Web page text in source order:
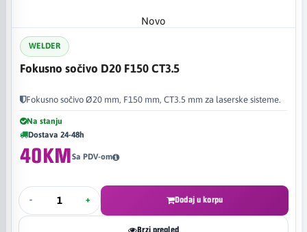
Novo
WELDER
Fokusno sočivo D20 F150 CT3.5
Fokusno sočivo Ø20 mm, F150 mm, CT3.5 mm za laserske sisteme.
Na stanju
Dostava 24-48h
40KMSa PDV-om
- + Dodaj u korpu
Brzi pregled